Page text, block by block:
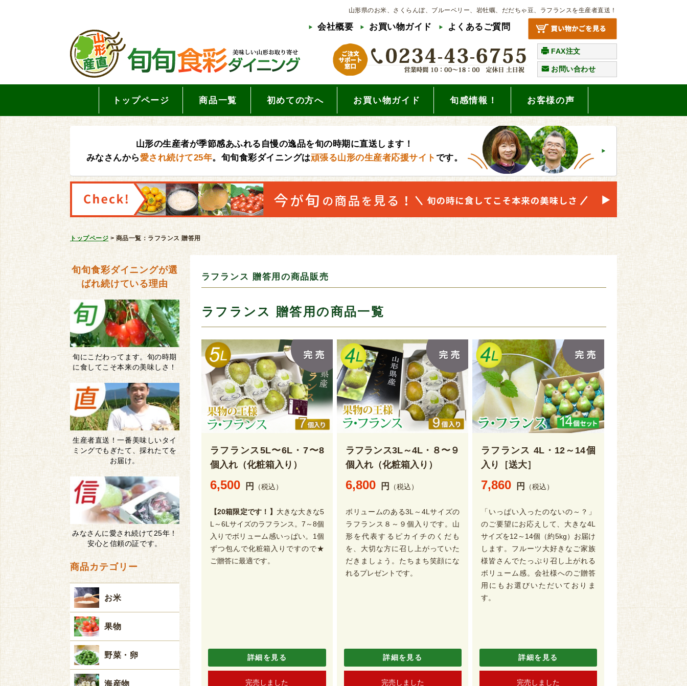
山形県のお米、さくらんぼ、ブルーベリー、岩牡蠣、だだちゃ豆、ラフランスを生産者直送！
会社概要 お買い物ガイド よくあるご質問
FAX注文
お問い合わせ
トップページ 商品一覧 初めての方へ お買い物ガイド 旬感情報！ お客様の声
山形の生産者が季節感あふれる自慢の逸品を旬の時期に直送します！
みなさんから愛され続けて25年。旬旬食彩ダイニングは頑張る山形の生産者応援サイト です。
トップページ > 商品一覧：ラフランス 贈答用
ラフランス 贈答用の商品販売
ラフランス 贈答用の商品一覧
ラフランス5L〜6L・7〜8
個入れ（化粧箱入り）
6,500 円 （税込）
【20箱限定です！】 大きな大きな5
L～6Lサイズのラフランス。7～8個
入りでボリューム感いっぱい。1個
ずつ包んで化粧箱入りですので★
ご贈答に最適です。
詳細を見る
完売しました
ラフランス3L～4L・８〜９
個入れ（化粧箱入り）
6,800 円 （税込）
ボリュームのある3L～4Lサイズの
ラフランス８～９個入りです。山
形を代表するピカイチのくだも
を、大切な方に召し上がっていた
だきましょう。たちまち笑顔にな
れるプレゼントです。
詳細を見る
完売しました
ラフランス 4L・12～14個
入り［送大］
7,860 円 （税込）
「いっぱい入ったのないの～？」
のご要望にお応えして、大きな4L
サイズを12～14個（約5kg）お届け
します。フルーツ大好きなご家族
様皆さんでたっぷり召し上がれる
ボリューム感。会社様へのご贈答
用にもお選びいただいておりま
す。
詳細を見る
完売しました
旬旬食彩ダイニングが選
ばれ続けている理由
旬にこだわってます。旬の時期
に食してこそ本来の美味しさ！
生産者直送！一番美味しいタイ
ミングでもぎたて、採れたてを
お届け。
みなさんに愛され続けて25年！
安心と信頼の証です。
商品カテゴリー
お米
果物
野菜・卵
海産物